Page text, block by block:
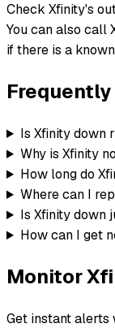
Check Xfinity's
You can also call
if there is a
Is Xfinity down
Why is Xfinity
How long do
Where can I
Is Xfinity down
How can I get
Monitor
Get instant alerts